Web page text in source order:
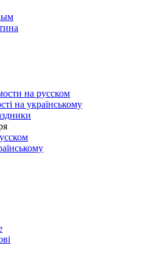
на русском
на українському